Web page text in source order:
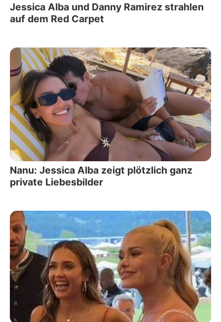
Jessica Alba und Danny Ramirez strahlen
auf dem Red Carpet
Nanu: Jessica Alba zeigt plötzlich ganz
private Liebesbilder